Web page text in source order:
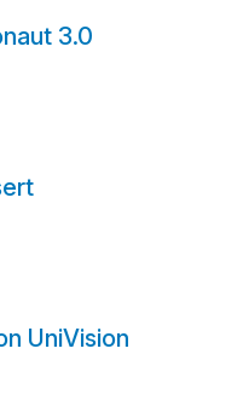
3.0
UniVision